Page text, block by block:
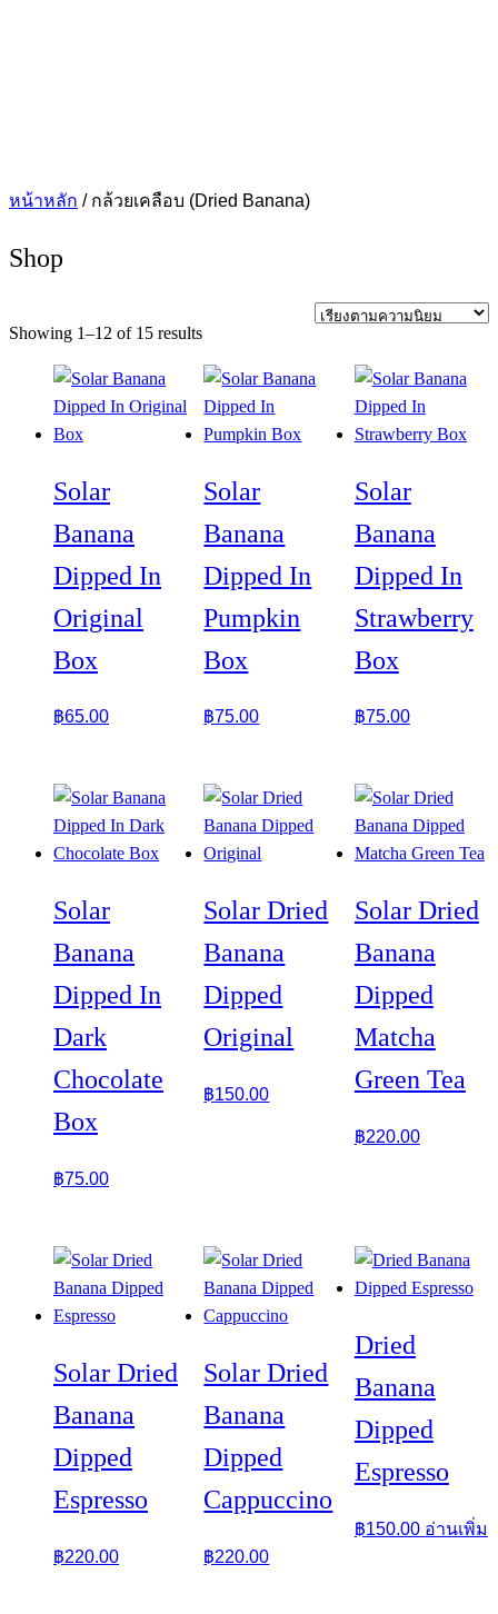
หน้าหลัก / กล้วยเคลือบ (Dried Banana)
Shop
Showing 1–12 of 15 resultsSorted
popularity
Solar
Banana
Dipped In
Original
Box
฿65.00
Solar
Banana
Dipped In
Pumpkin
Box
฿75.00
Solar
Banana
Dipped In
Strawberry
Box
฿75.00
Solar
Banana
Dipped In
Dark
Chocolate
Box
฿75.00
Solar Dried
Banana
Dipped
Original
฿150.00
Solar Dried
Banana
Dipped
Matcha
Green Tea
฿220.00
Solar Dried
Banana
Dipped
Espresso
฿220.00
Solar Dried
Banana
Dipped
Cappuccino
฿220.00
Dried
Banana
Dipped
Espresso
฿150.00 อ่านเพิ่ม